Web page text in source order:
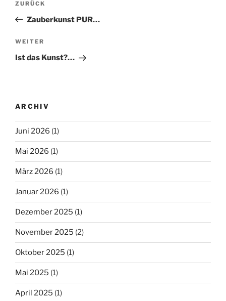
Vorheriger
Beitrag
ZURÜCK
Zauberkunst PUR…
Nächster
Beitrag
WEITER
Ist das Kunst?…
ARCHIV
Juni 2026 (1)
Mai 2026 (1)
März 2026 (1)
Januar 2026 (1)
Dezember 2025 (1)
November 2025 (2)
Oktober 2025 (1)
Mai 2025 (1)
April 2025 (1)